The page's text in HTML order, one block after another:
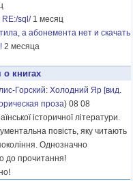
RE:/sql/ 1 месяц
а абонемента нет и скачать
2 месяца
о книгах
Горский: Холодний Яр [вид.
проза) 08 08
історичної літератури.
повість, яку читають
Однозначно
до прочитання!